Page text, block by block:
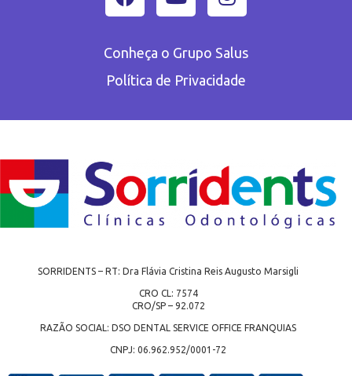
Conheça o Grupo Salus
Política de Privacidade
SORRIDENTS – RT: Dra Flávia Cristina Reis Augusto Marsigli
CRO CL: 7574
CRO/SP – 92.072
RAZÃO SOCIAL: DSO DENTAL SERVICE OFFICE FRANQUIAS
CNPJ: 06.962.952/0001-72